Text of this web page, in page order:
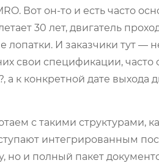
Вот он-то и есть часто
30 лет, двигатель
И заказчики тут —
свои спецификации, часто
а к конкретной дате выхода
с такими структурами,
интегрированным
но и полный пакет